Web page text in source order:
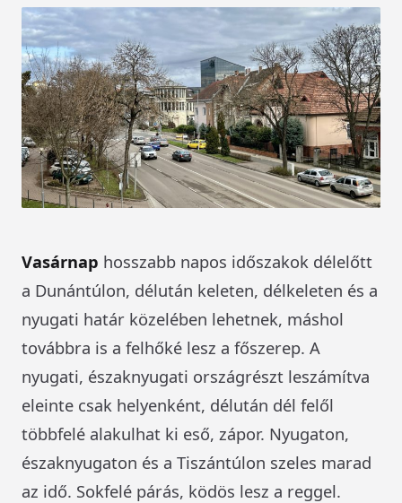
Vasárnap hosszabb napos időszakok délelőtt
a Dunántúlon, délután keleten, délkeleten és a
nyugati határ közelében lehetnek, máshol
továbbra is a felhőké lesz a főszerep. A
nyugati, északnyugati országrészt leszámítva
eleinte csak helyenként, délután dél felől
többfelé alakulhat ki eső, zápor. Nyugaton,
északnyugaton és a Tiszántúlon szeles marad
az idő. Sokfelé párás, ködös lesz a reggel.